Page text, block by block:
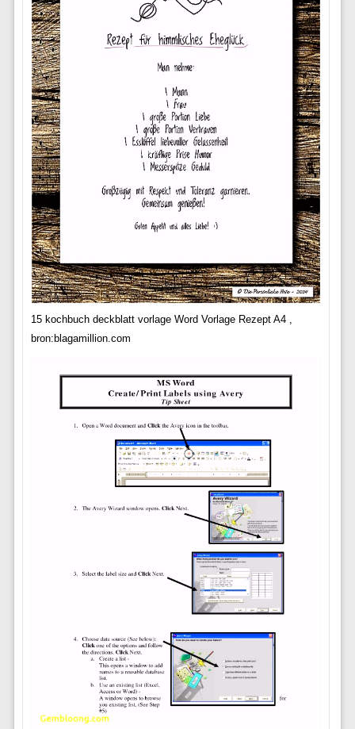
15 kochbuch deckblatt vorlage Word Vorlage Rezept A4 ,
bron:blagamillion.com